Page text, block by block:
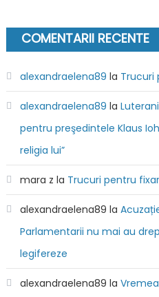
COMENTARII RECENTE
alexandraelena89 la Trucuri
alexandraelena89 la
pentru preşedintele Klaus
religia lui”
mara z la Trucuri pentru
alexandraelena89 la
Parlamentarii nu mai au
legifereze
alexandraelena89 la